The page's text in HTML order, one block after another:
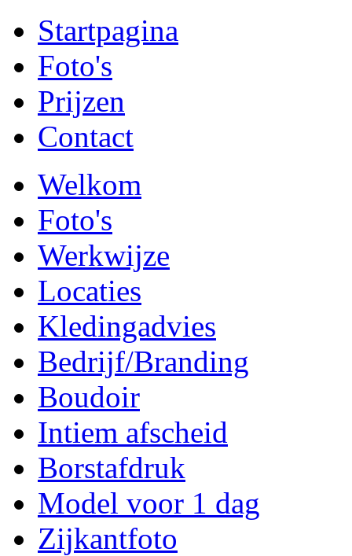
Startpagina
Foto's
Prijzen
Contact
Welkom
Foto's
Werkwijze
Locaties
Kledingadvies
Bedrijf/Branding
Boudoir
Intiem afscheid
Borstafdruk
Model voor 1 dag
Zijkantfoto